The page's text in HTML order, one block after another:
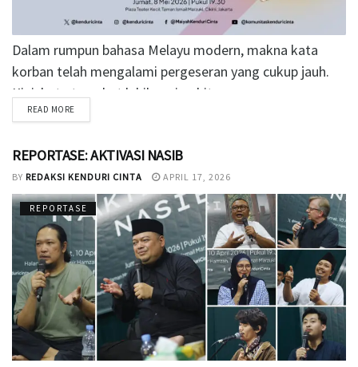
Dalam rumpun bahasa Melayu modern, makna kata
korban telah mengalami pergeseran yang cukup jauh.
Kini, kata tersebut lebih sering kita...
READ MORE
REPORTASE: AKTIVASI NASIB
BY REDAKSI KENDURI CINTA APRIL 17, 2026
REPORTASE